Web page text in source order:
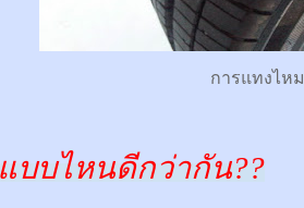
การแทงไหม
บบไหนดีกว่ากัน??